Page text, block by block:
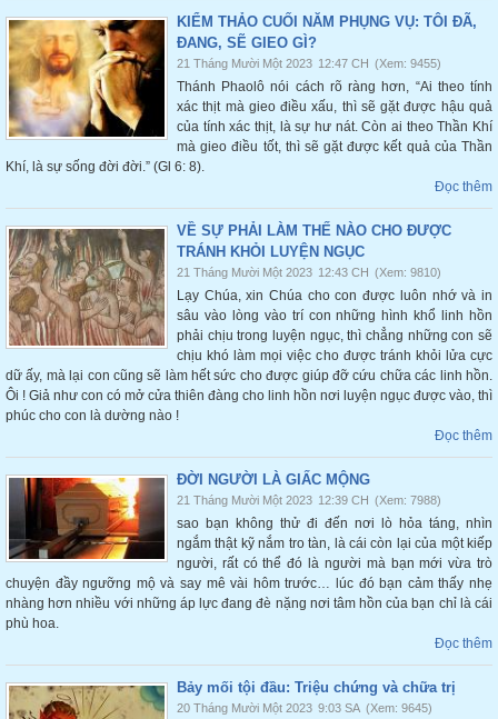
KIỂM THẢO CUỐI NĂM PHỤNG VỤ: TÔI ĐÃ,
ĐANG, SẼ GIEO GÌ?
21 Tháng Mười Một 2023 12:47 CH (Xem: 9455)
Thánh Phaolô nói cách rõ ràng hơn, “Ai theo tính
xác thịt mà gieo điều xấu, thì sẽ gặt được hậu quả
của tính xác thịt, là sự hư nát. Còn ai theo Thần Khí
mà gieo điều tốt, thì sẽ gặt được kết quả của Thần
Khí, là sự sống đời đời.” (Gl 6: 8).
Đọc thêm
VỀ SỰ PHẢI LÀM THẾ NÀO CHO ĐƯỢC
TRÁNH KHỎI LUYỆN NGỤC
21 Tháng Mười Một 2023 12:43 CH (Xem: 9810)
Lạy Chúa, xin Chúa cho con được luôn nhớ và in
sâu vào lòng vào trí con những hình khổ linh hồn
phải chịu trong luyện ngục, thì chẳng những con sẽ
chịu khó làm mọi việc cho được tránh khỏi lửa cực
dữ ấy, mà lại con cũng sẽ làm hết sức cho được giúp đỡ cứu chữa các linh hồn.
Ôi ! Giả như con có mở cửa thiên đàng cho linh hồn nơi luyện ngục được vào, thì
phúc cho con là dường nào !
Đọc thêm
ĐỜI NGƯỜI LÀ GIẤC MỘNG
21 Tháng Mười Một 2023 12:39 CH (Xem: 7988)
sao bạn không thử đi đến nơi lò hỏa táng, nhìn
ngắm thật kỹ nắm tro tàn, là cái còn lại của một kiếp
người, rất có thể đó là người mà bạn mới vừa trò
chuyện đầy ngưỡng mộ và say mê vài hôm trước… lúc đó bạn cảm thấy nhẹ
nhàng hơn nhiều với những áp lực đang đè nặng nơi tâm hồn của bạn chỉ là cái
phù hoa.
Đọc thêm
Bảy mối tội đầu: Triệu chứng và chữa trị
20 Tháng Mười Một 2023 9:03 SA (Xem: 9645)